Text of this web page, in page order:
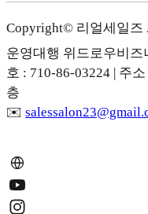
Copyright© 리얼세일즈
운영대행 위드로우비즈
호 : 710-86-03224 | 주
층
✉️